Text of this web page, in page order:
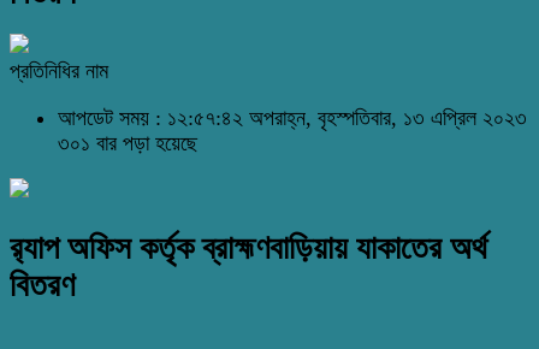
প্রতিনিধির নাম
আপডেট সময় : ১২:৫৭:৪২ অপরাহ্ন, বৃহস্পতিবার, ১৩ এপ্রিল ২০২৩
৩০১ বার পড়া হয়েছে
র‌্যাপ অফিস কর্তৃক ব্রাহ্মণবাড়িয়ায় যাকাতের অর্থ
বিতরণ